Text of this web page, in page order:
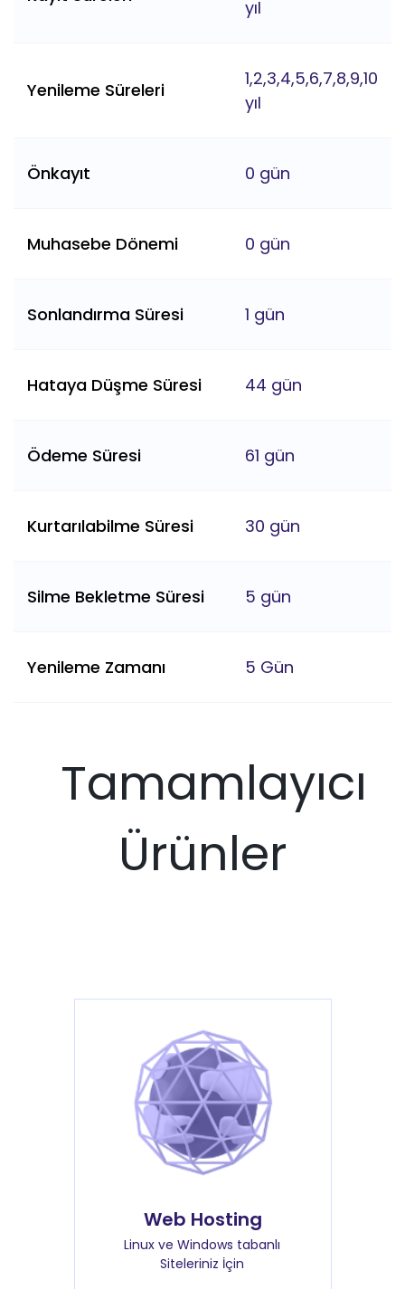
yıl
Yenileme Süreleri
1,2,3,4,5,6,7,8,9,10
yıl
Önkayıt 0 gün
Muhasebe Dönemi 0 gün
Sonlandırma Süresi 1 gün
Hataya Düşme Süresi 44 gün
Ödeme Süresi 61 gün
Kurtarılabilme Süresi 30 gün
Silme Bekletme Süresi 5 gün
Yenileme Zamanı 5 Gün
Tamamlayıcı
Ürünler
Web Hosting
Linux ve Windows tabanlı
Siteleriniz İçin